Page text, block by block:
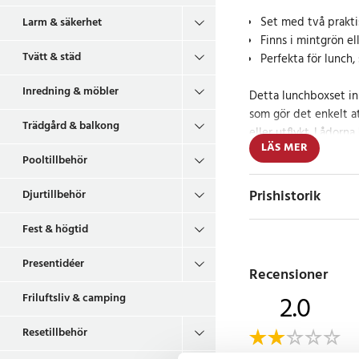
Larm & säkerhet
Tvätt & städ
Inredning & möbler
Trädgård & balkong
Pooltillbehör
Djurtillbehör
Fest & högtid
Presentidéer
Friluftsliv & camping
Resetillbehör
Set med två
Finns i mintgrön
Perfekta för
Detta lunchboxset
som gör det enkelt
eller utflykt.
stabil konstruktion,
platsbesparande
väskan. Varje box
lock som håller
dem till matförvaring
till en mer
färger – mintgrön
En perfekt lösning
LÄS MER
Prishistorik
Recensioner
2.0